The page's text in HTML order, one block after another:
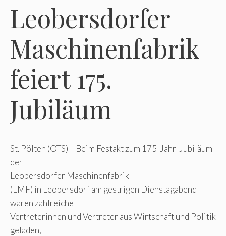
Leobersdorfer
Maschinenfabrik
feiert 175.
Jubiläum
St. Pölten (OTS) – Beim Festakt zum 175-Jahr-Jubiläum
der
Leobersdorfer Maschinenfabrik
(LMF) in Leobersdorf am gestrigen Dienstagabend
waren zahlreiche
Vertreterinnen und Vertreter aus Wirtschaft und Politik
geladen,